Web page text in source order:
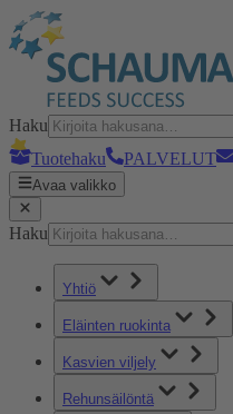
Haku
Tuotehaku
PALVELUT
Avaa valikko
Haku
Yhtiö
Eläinten ruokinta
Kasvien viljely
Rehunsäilöntä